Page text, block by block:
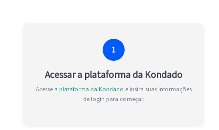
1
Acessar a plataforma da Kondado
Acesse a plataforma da Kondado e insira suas informações
de login para começar.